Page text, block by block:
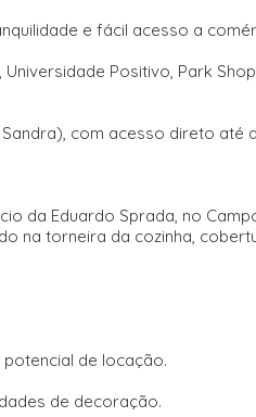
e fácil acesso a
Positivo, Park
com acesso direto até
da Eduardo Sprada, no
na torneira da cozinha,
de locação.
de decoração.